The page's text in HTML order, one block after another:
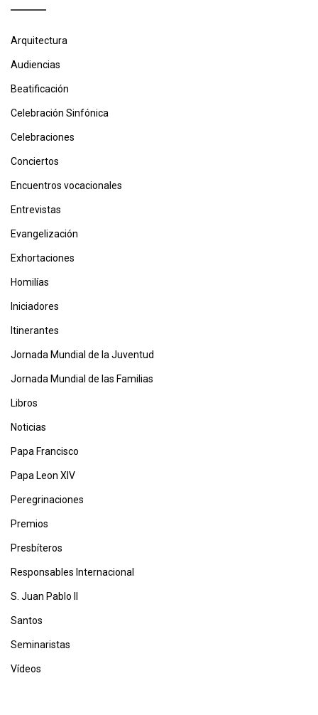
Arquitectura
Audiencias
Beatificación
Celebración Sinfónica
Celebraciones
Conciertos
Encuentros vocacionales
Entrevistas
Evangelización
Exhortaciones
Homilías
Iniciadores
Itinerantes
Jornada Mundial de la Juventud
Jornada Mundial de las Familias
Libros
Noticias
Papa Francisco
Papa Leon XIV
Peregrinaciones
Premios
Presbíteros
Responsables Internacional
S. Juan Pablo II
Santos
Seminaristas
Vídeos